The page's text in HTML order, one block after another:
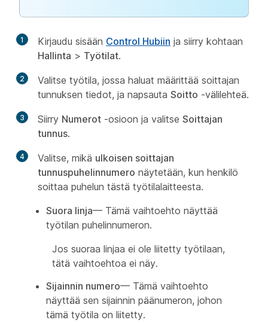
1 Kirjaudu sisään Control Hubiin ja siirry kohtaan
Hallinta > Työtilat.
2
Valitse työtila, jossa haluat määrittää soittajan
tunnuksen tiedot, ja napsauta Soitto -välilehteä.
3 Siirry Numerot -osioon ja valitse Soittajan
tunnus.
4 Valitse, mikä ulkoisen soittajan
tunnuspuhelinnumero näytetään, kun henkilö
soittaa puhelun tästä työtilalaitteesta.
Suora linja— Tämä vaihtoehto näyttää
työtilan puhelinnumeron.
Jos suoraa linjaa ei ole liitetty työtilaan,
tätä vaihtoehtoa ei näy.
Sijainnin numero— Tämä vaihtoehto
näyttää sen sijainnin päänumeron, johon
tämä työtila on liitetty.